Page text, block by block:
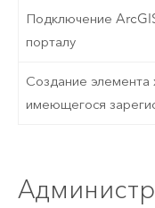
Подключение
порталу
Создание элемента
имеющегося